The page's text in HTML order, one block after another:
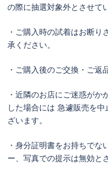
の際に抽選対象外とさせて
・ご購入時の試着はお断り
承ください。
・ご購入後のご交換・ご返
・近隣のお店にご迷惑が
した場合には 急遽販売を
ざいます。
・身分証明書をお持ちで
ー、写真での提示は無効と